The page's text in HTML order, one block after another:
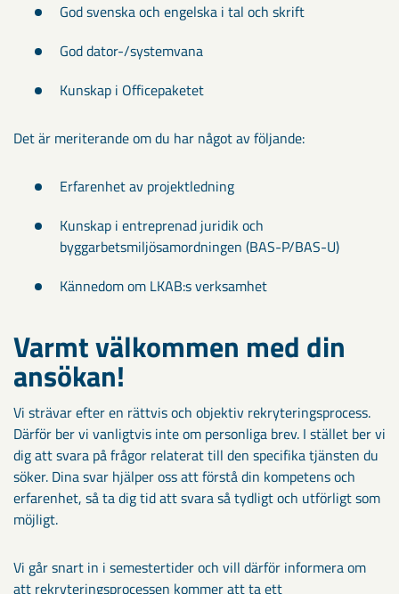
God svenska och engelska i tal och skrift
God dator-/systemvana
Kunskap i Officepaketet
Det är meriterande om du har något av följande:
Erfarenhet av projektledning
Kunskap i entreprenad juridik och
byggarbetsmiljösamordningen (BAS-P/BAS-U)
Kännedom om LKAB:s verksamhet
Varmt välkommen med din
ansökan!​
Vi strävar efter en rättvis och objektiv rekryteringsprocess.
Därför ber vi vanligtvis inte om personliga brev. I stället ber vi
dig att svara på frågor relaterat till den specifika tjänsten du
söker. Dina svar hjälper oss att förstå din kompetens och
erfarenhet, så ta dig tid att svara så tydligt och utförligt som
möjligt.
Vi går snart in i semestertider och vill därför informera om
att rekryteringsprocessen kommer att ta ett